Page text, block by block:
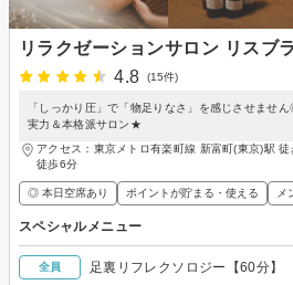
リラクゼーションサロン リスブ
4.8
(15件)
「しっかり圧」で「物足りなさ」を感じさせま
実力＆本格派サロン★
アクセス：東京メトロ有楽町線 新富町(東京)駅
徒歩6分
◎ 本日空席あり ポイントが貯まる・使える メ
スペシャルメニュー
全員 足裏リフレクソロジー【60分】